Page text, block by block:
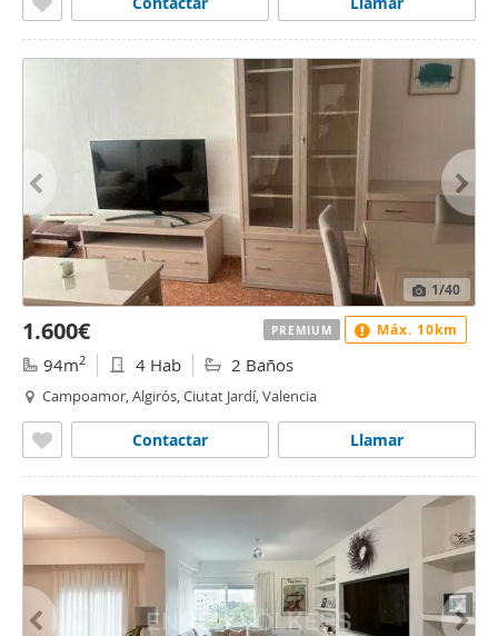
1/40
1.600€
94m2 4 Hab 2 Baños
Campoamor, Algirós, Ciutat Jardí, Valencia
Llamar
Contactar
PREMIUM Máx. 10km